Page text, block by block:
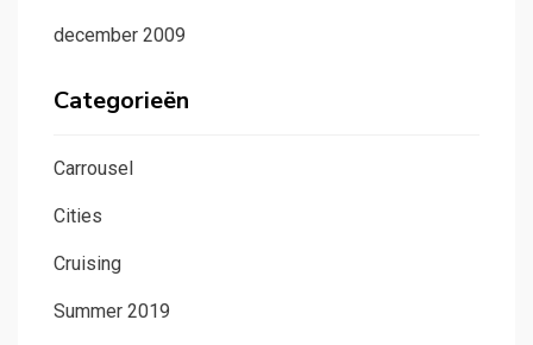
december 2009
Categorieën
Carrousel
Cities
Cruising
Summer 2019